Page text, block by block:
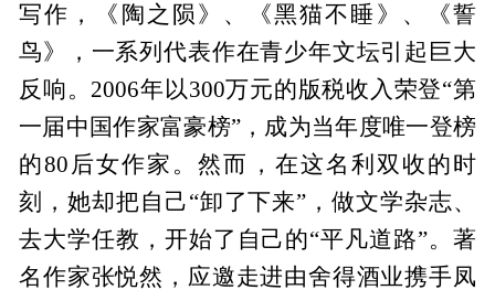
写作，《陶之陨》、《黑猫不睡》、《誓
鸟》，一系列代表作在青少年文坛引起巨大
反响。2006年以300万元的版税收入荣登“第
一届中国作家富豪榜”，成为当年度唯一登榜
的80后女作家。然而，在这名利双收的时
刻，她却把自己“卸了下来”，做文学杂志、
去大学任教，开始了自己的“平凡道路”。著
名作家张悦然，应邀走进由舍得酒业携手凤